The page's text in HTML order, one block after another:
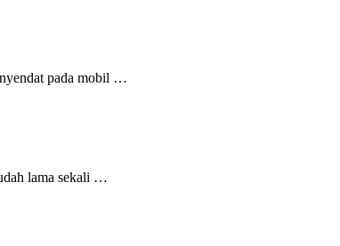
pada mobil …
lama sekali …